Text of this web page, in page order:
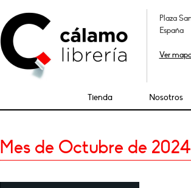
Plaza
España
Ver
Tienda Nosotros
Mes de Octubre de 2024